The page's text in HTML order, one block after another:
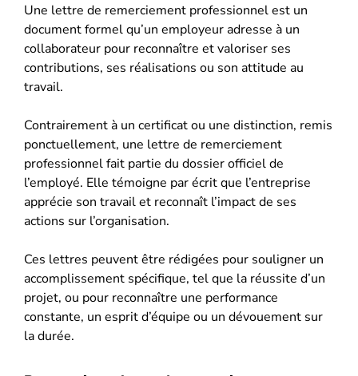
Une lettre de remerciement professionnel est un
document formel qu’un employeur adresse à un
collaborateur pour reconnaître et valoriser ses
contributions, ses réalisations ou son attitude au
travail.
Contrairement à un certificat ou une distinction, remis
ponctuellement, une lettre de remerciement
professionnel fait partie du dossier officiel de
l’employé. Elle témoigne par écrit que l’entreprise
apprécie son travail et reconnaît l’impact de ses
actions sur l’organisation.
Ces lettres peuvent être rédigées pour souligner un
accomplissement spécifique, tel que la réussite d’un
projet, ou pour reconnaître une performance
constante, un esprit d’équipe ou un dévouement sur
la durée.